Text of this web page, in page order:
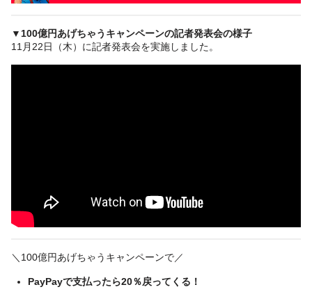
▼100億円あげちゃうキャンペーンの記者発表会の様子
11月22日（木）に記者発表会を実施しました。
＼100億円あげちゃうキャンペーンで／
PayPayで支払ったら20％戻ってくる！